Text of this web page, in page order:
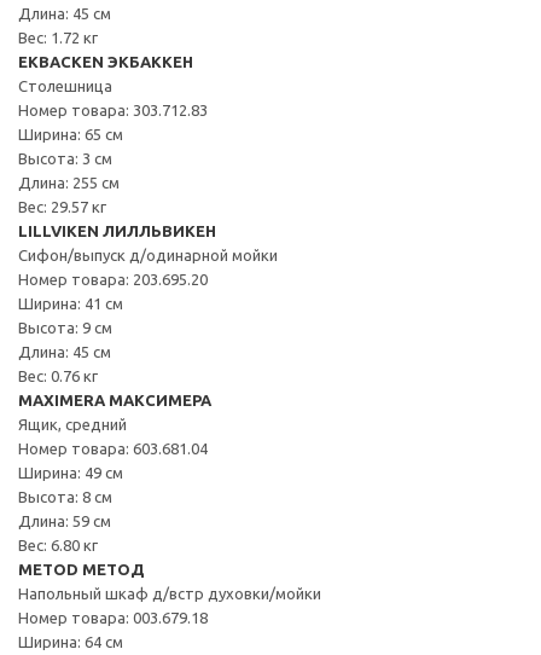
Длина: 45 см
Вес: 1.72 кг
EKBACKEN ЭКБАККЕН
Столешница
Номер товара: 303.712.83
Ширина: 65 см
Высота: 3 см
Длина: 255 см
Вес: 29.57 кг
LILLVIKEN ЛИЛЛЬВИКЕН
Сифон/выпуск д/одинарной мойки
Номер товара: 203.695.20
Ширина: 41 см
Высота: 9 см
Длина: 45 см
Вес: 0.76 кг
MAXIMERA МАКСИМЕРА
Ящик, средний
Номер товара: 603.681.04
Ширина: 49 см
Высота: 8 см
Длина: 59 см
Вес: 6.80 кг
METOD МЕТОД
Напольный шкаф д/встр духовки/мойки
Номер товара: 003.679.18
Ширина: 64 см